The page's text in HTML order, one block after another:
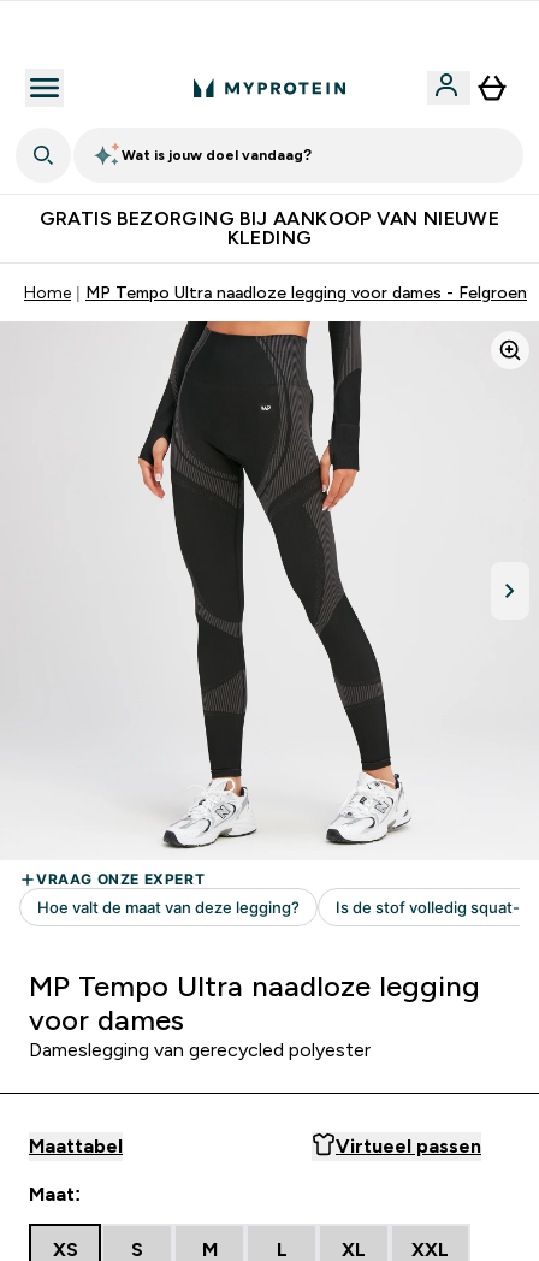
Wat is jouw doel vandaag?
GRATIS BEZORGING BIJ AANKOOP VAN NIEUWE
KLEDING
Home MP Tempo Ultra naadloze legging voor dames - Felgroen
MP Tempo Ultra naadloze legging
voor dames
Dameslegging van gerecycled polyester
Maattabel Virtueel passen
Maat:
XS S M L XL XXL